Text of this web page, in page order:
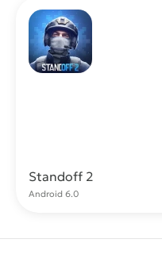
Standoff 2
Android 6.0